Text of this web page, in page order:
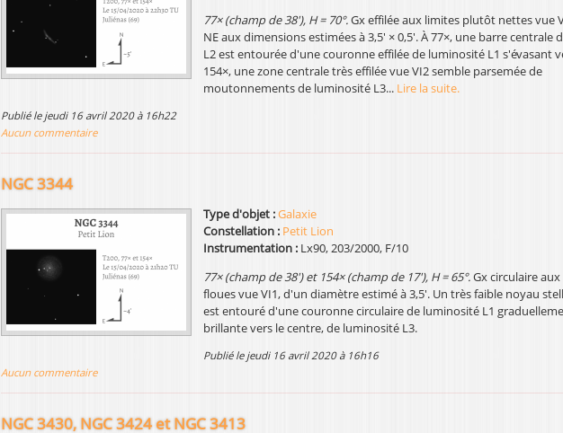
77× (champ de 38'), H = 70°.Gx effilée aux limites plutôt nettes vue
NE aux dimensions estimées à 3,5' × 0,5'. À 77×, une barre centrale
L2 est entourée d'une couronne effilée de luminosité L1 s'évasant
154×, une zone centrale très effilée vue VI2 semble parsemée de
moutonnements de luminosité L3... Lire la suite.
publié le jeudi 16 avril 2020 à 16h22
Aucun commentaire
NGC 3344
Type d'objet :Galaxie
Constellation : Petit Lion
Instrumentation : Lx90, 203/2000, F/10
77× (champ de 38') et 154× (champ de 17'), H = 65°.Gx circulaire
floues vue VI1, d'un diamètre estimé à 3,5'. Un très faible noyau
est entouré d'une couronne circulaire de luminosité L1
brillante vers le centre, de luminosité L3.
publié le jeudi 16 avril 2020 à 16h16
Aucun commentaire
NGC 3430, NGC 3424 et NGC 3413